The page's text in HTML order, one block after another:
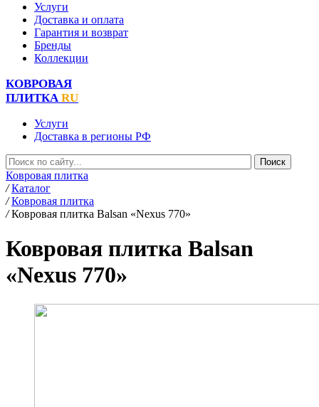
Услуги
Доставка и оплата
Гарантия и возврат
Бренды
Коллекции
КОВРОВАЯ
ПЛИТКА RU
Услуги
Доставка в регионы РФ
Ковровая плитка
/ Каталог
/ Ковровая плитка
/ Ковровая плитка Balsan «Nexus 770»
Ковровая плитка Balsan
«Nexus 770»